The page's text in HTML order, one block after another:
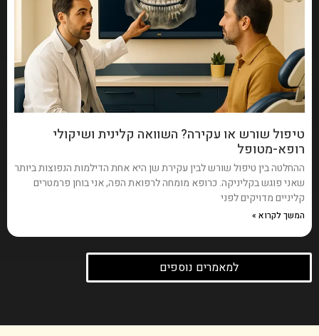
טיפול שורש או עקירה? השוואה קלינית ושיקולי
רופא-מטופל
ההחלטה בין טיפול שורש לבין עקירת שן היא אחת הדילמות הנפוצות ביותר
שאני פוגש בקליניקה. כרופא מומחה לרפואת הפה, אני בוחן פרמטרים
קליניים מדויקים לפני
המשך לקרוא »
למאמרים נוספים